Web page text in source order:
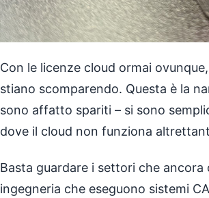
Con le licenze cloud ormai
stiano scomparendo. Questa è la
sono affatto spariti – si sono
dove il cloud non funziona
Basta guardare i settori che
ingegneria che eseguono sistemi